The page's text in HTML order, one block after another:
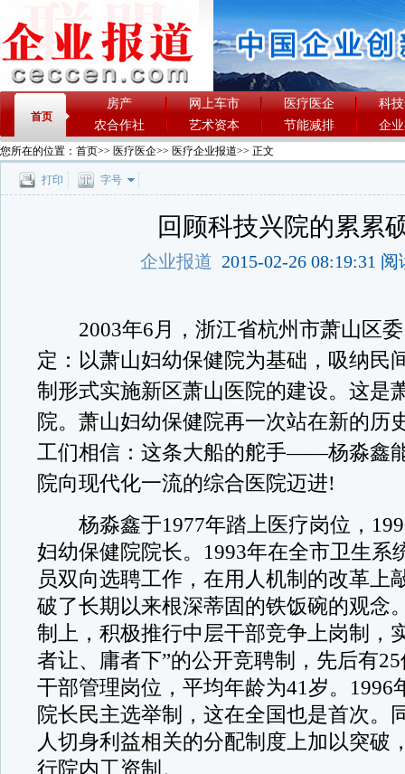
首页
房产 网上车市 医疗医企
科
农合作社
艺术资本 节能减排 企
您所在的位置： 首页>> 医疗医企>> 医疗企业报道>> 正文
打印 字号
回顾科技兴院的累累
企业报道 2015-02-26 08:19:31
2003年6月，浙江省杭州市萧山区委
定：以萧山妇幼保健院为基础，吸纳民
制形式实施新区萧山医院的建设。这是
院。萧山妇幼保健院再一次站在新的历
工们相信：这条大船的舵手——杨淼鑫
院向现代化一流的综合医院迈进!
杨淼鑫于1977年踏上医疗岗位，
妇幼保健院院长。1993年在全市卫生系
员双向选聘工作，在用人机制的改革上
破了长期以来根深蒂固的铁饭碗的观念
制上，积极推行中层干部竞争上岗制，
者让、庸者下”的公开竞聘制，先后有
干部管理岗位，平均年龄为41岁。1996
院长民主选举制，这在全国也是首次。
人切身利益相关的分配制度上加以突破
行院内工资制。